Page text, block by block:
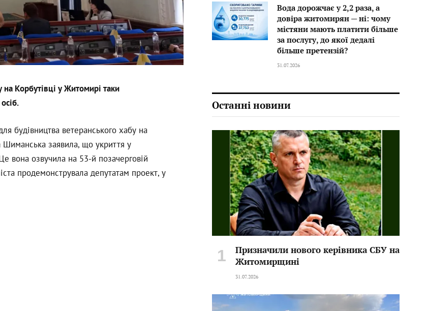
на Корбутівці у Житомирі таки
будівництва ветеранського хабу на
Шиманська заявила, що укриття у
вона озвучила на 53-й позачерговій
продемонструвала депутатам проект, у
Вода дорожчає у 2,2 раза, а
довіра житомирян — ні: чому
містяни мають платити більше
за послугу, до якої дедалі
більше претензій?
31.07.2026
Останні новини
Призначили нового керівника СБУ на
Житомирщині
31.07.2026